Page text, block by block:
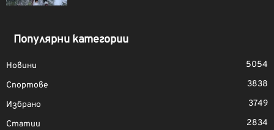
Популярни категории
Новини
5054
Спортове
3838
Избрано
3749
Статии
2834